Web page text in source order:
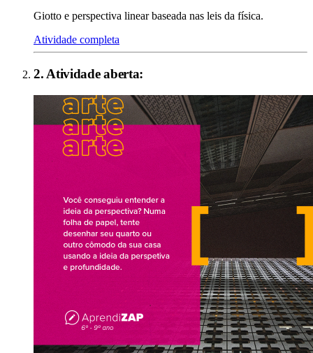
Giotto e perspectiva linear baseada nas leis da física.
Atividade completa
2. Atividade aberta: